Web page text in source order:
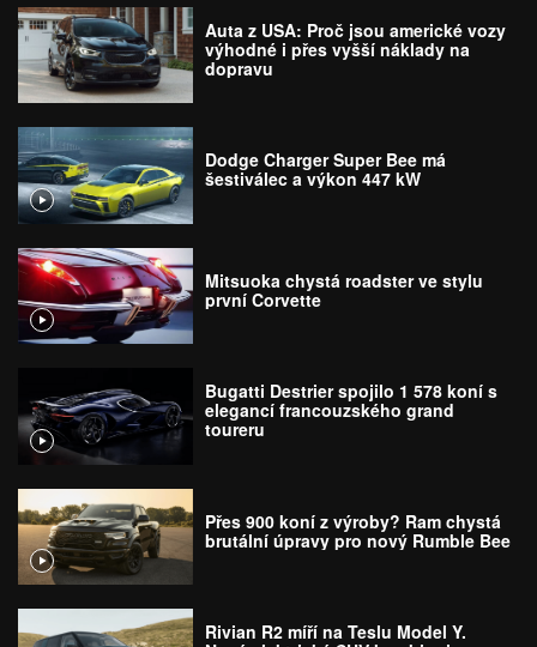
Auta z USA: Proč jsou americké vozy
výhodné i přes vyšší náklady na
dopravu
Dodge Charger Super Bee má
šestiválec a výkon 447 kW
Mitsuoka chystá roadster ve stylu
první Corvette
Bugatti Destrier spojilo 1 578 koní s
elegancí francouzského grand
toureru
Přes 900 koní z výroby? Ram chystá
brutální úpravy pro nový Rumble Bee
Rivian R2 míří na Teslu Model Y.